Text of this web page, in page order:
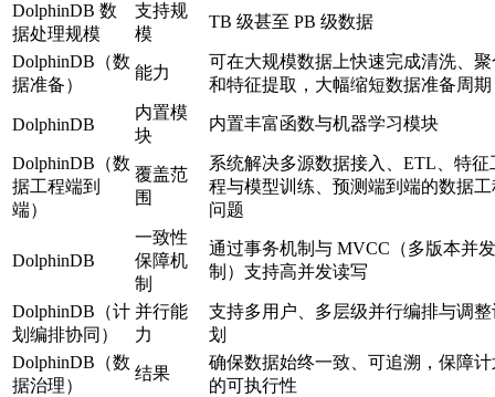
DolphinDB 数
据处理规模
支持规
模
TB 级甚至 PB 级数据
DolphinDB（数
据准备）
能力
可在大规模数据上快速完成清洗、聚
和特征提取，大幅缩短数据准备周期
DolphinDB
内置模
块
内置丰富函数与机器学习模块
DolphinDB（数
据工程端到
端）
覆盖范
围
系统解决多源数据接入、ETL、特征
程与模型训练、预测端到端的数据工
问题
DolphinDB
一致性
保障机
制
通过事务机制与 MVCC（多版本并
制）支持高并发读写
DolphinDB（计
划编排协同）
并行能
力
支持多用户、多层级并行编排与调整
划
DolphinDB（数
据治理）
结果
确保数据始终一致、可追溯，保障计
的可执行性